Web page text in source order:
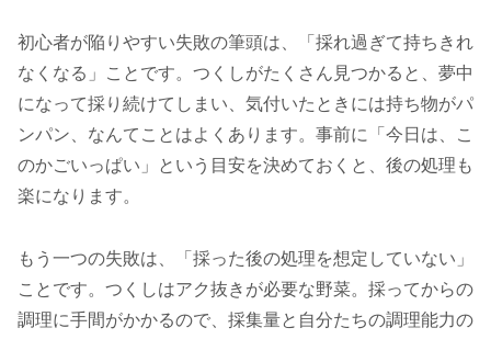
初心者が陥りやすい失敗の筆頭は、「採れ過ぎて持ちきれ
なくなる」ことです。つくしがたくさん見つかると、夢中
になって採り続けてしまい、気付いたときには持ち物がパ
ンパン、なんてことはよくあります。事前に「今日は、こ
のかごいっぱい」という目安を決めておくと、後の処理も
楽になります。
もう一つの失敗は、「採った後の処理を想定していない」
ことです。つくしはアク抜きが必要な野菜。採ってからの
調理に手間がかかるので、採集量と自分たちの調理能力の